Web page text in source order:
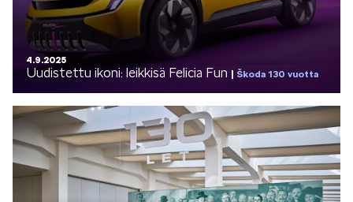
KLASSIKOT
RALLI
4.9.2025
Uudistettu ikoni: leikkisä Felicia Fun Škoda 130 vuotta